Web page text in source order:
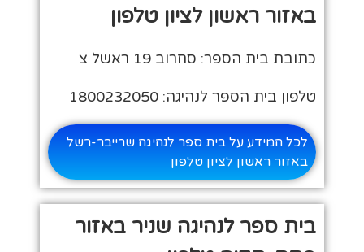
באזור ראשון לציון טלפון
כתובת בית הספר: סחרוב 19 ראשל צ
טלפון בית הספר לנהיגה: 1800232050
לכל המידע על בית ספר לנהיגה שרייבר-רשל
באזור ראשון לציון טלפון
בית ספר לנהיגה שניר באזור